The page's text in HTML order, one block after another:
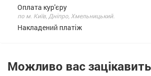
Оплата кур'єру
по м. Київ, Дніпро, Хмельницький.
Накладений платіж
Можливо вас